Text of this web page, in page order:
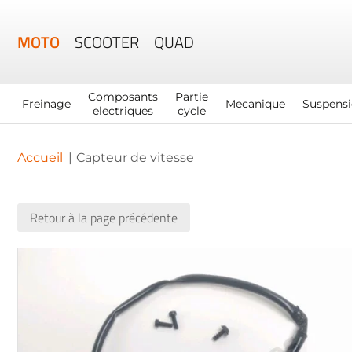
MOTO SCOOTER QUAD
Freinage
Composants
electriques
Partie
cycle
Mecanique
Accueil Capteur de vitesse
Retour à la page précédente